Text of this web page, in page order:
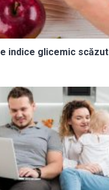
indice glicemic scăzut